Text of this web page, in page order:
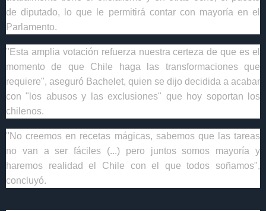
de diputado, lo que le permitirá contar con mayoría en el
Parlamento.
"Esta amplia votación refuerza nuestra certeza de que es el
momento de que Chile haga las transformaciones que
requiere", aseguró Bachelet, quien se dijo decidida a acabar
con "los abusos y las exclusiones" que hoy soportan los
chilenos.
"No creemos en recetas mágicas, sabemos que las tareas
no van a ser fáciles (...) pero juntos somos mayoría y
haremos realidad el Chile con el que todos soñamos",
concluyó.